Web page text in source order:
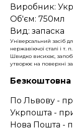
Виробник:
Об'єм: 750мл
Вид: запаска
Універсальний засіб
нержавіючої сталі і т.
Швидко висихає,
утворює на поверхні
Безкоштовна
По Львову -
Укрпошта -
Нова Пошта -